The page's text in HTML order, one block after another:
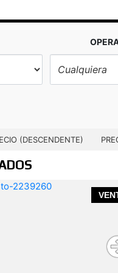
(DESCENDENTE)